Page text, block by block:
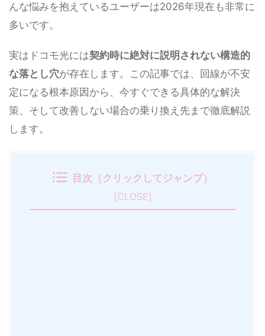
んな悩みを抱えているユーザーは2026年現在も非常に
多いです。
実はドコモ光には契約時に絶対に説明されない構造的
な落とし穴が存在します。この記事では、回線が不安
定になる根本原因から、今すぐできる具体的な解決
策、そして改善しない場合の乗り換え先まで徹底解説
します。
目次（クリックしてジャンプ）
[CLOSE]